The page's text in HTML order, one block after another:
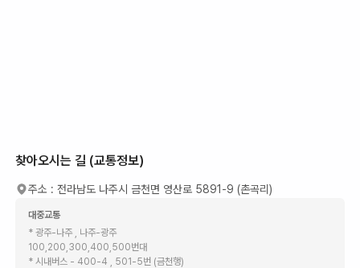
찾아오시는 길 (교통정보)
주소 : 전라남도 나주시 금천면 영산로 5891-9 (촌곡리)
대중교통
* 광주-나주 , 나주-광주
100,200,300,400,500번대
* 시내버스 - 400-4 , 501-5번 (금천행)